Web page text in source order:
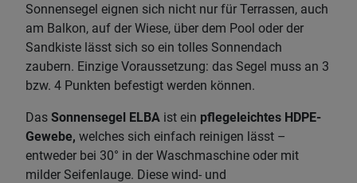
Sonnensegel eignen sich nicht nur für Terrassen, auch
am Balkon, auf der Wiese, über dem Pool oder der
Sandkiste lässt sich so ein tolles Sonnendach
zaubern. Einzige Voraussetzung: das Segel muss an 3
bzw. 4 Punkten befestigt werden können.
Das Sonnensegel ELBA ist ein pflegeleichtes HDPE-
Gewebe, welches sich einfach reinigen lässt –
entweder bei 30° in der Waschmaschine oder mit
milder Seifenlauge. Diese wind- und